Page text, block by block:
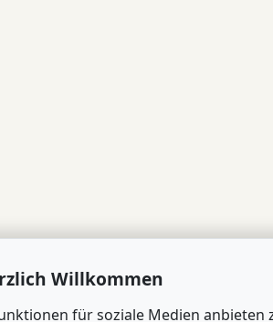
Willkommen
für soziale Medien anbieten